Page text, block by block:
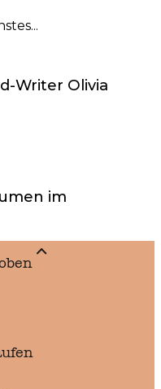
Writer Olivia
im